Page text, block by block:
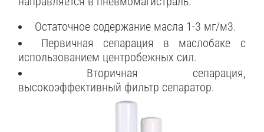
Остаточное содержание масла 1-3 мг/м3.
Первичная сепарация в маслобаке с
использованием центробежных сил.
Вторичная сепарация,
высокоэффективный фильтр сепаратор.